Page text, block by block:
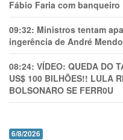
Fábio Faria com banqueiro
09:32: Ministros tentam
ingerência de André
08:24: VÍDEO: QUEDA DO
US$ 100 BILHÕES!! LULA
BOLSONARO SE FERR0U
6/8/2026